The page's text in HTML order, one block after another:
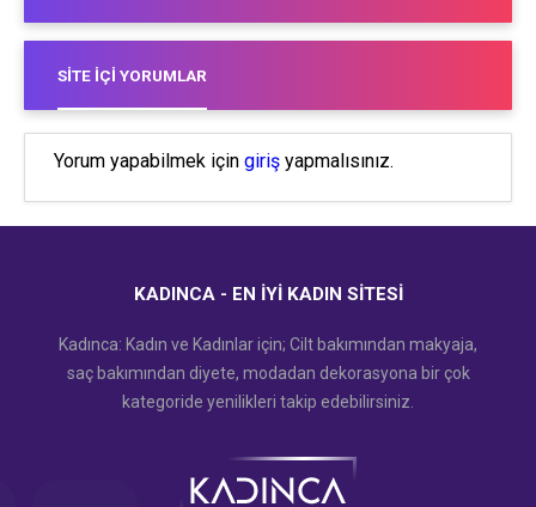
SITE İÇI YORUMLAR
Yorum yapabilmek için giriş yapmalısınız.
KADINCA - EN İYI KADIN SITESI
Kadınca: Kadın ve Kadınlar için; Cilt bakımından makyaja,
saç bakımından diyete, modadan dekorasyona bir çok
kategoride yenilikleri takip edebilirsiniz.